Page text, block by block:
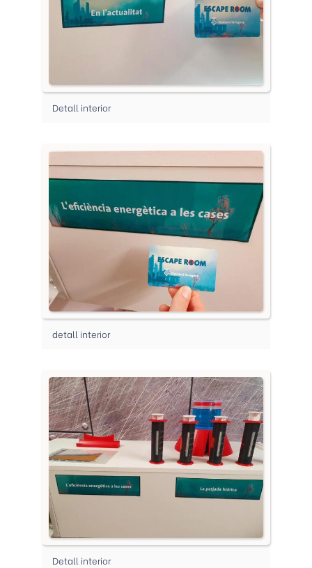
Detall interior
detall interior
Detall interior